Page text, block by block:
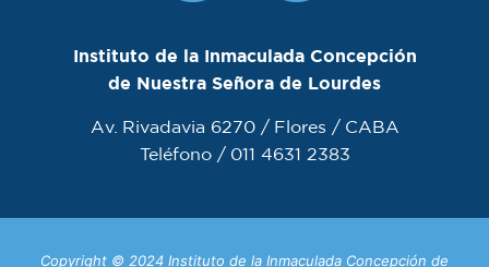
Instituto de la Inmaculada Concepción
de Nuestra Señora de Lourdes
Av. Rivadavia 6270 / Flores / CABA
Teléfono / 011 4631 2383
Copyright © 2024 Instituto de la Inmaculada Concepción de